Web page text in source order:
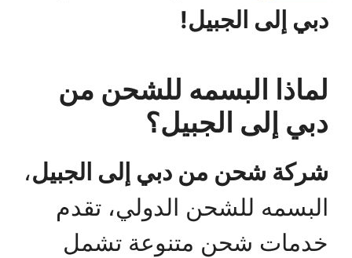
دبي إلى الجبيل!
لماذا البسمه للشحن من
دبي إلى الجبيل؟
شركة شحن من دبي إلى الجبيل،
البسمه للشحن الدولي، تقدم
خدمات شحن متنوعة تشمل